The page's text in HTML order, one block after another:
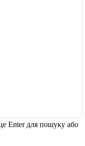
Enter для пошуку або